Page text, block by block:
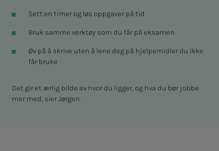
Sett en timer og løs oppgaver på tid
Bruk samme verktøy som du får på eksamen
Øv på å skrive uten å lene deg på hjelpemidler du ikke
får bruke
Det gir et ærlig bilde av hvor du ligger, og hva du bør jobbe
mer med, sier Jørgen.